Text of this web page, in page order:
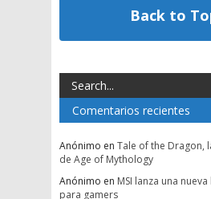
Back to
Comentarios recientes
Anónimo en Tale of the Dragon,
de Age of Mythology
Anónimo en MSI lanza una
para gamers